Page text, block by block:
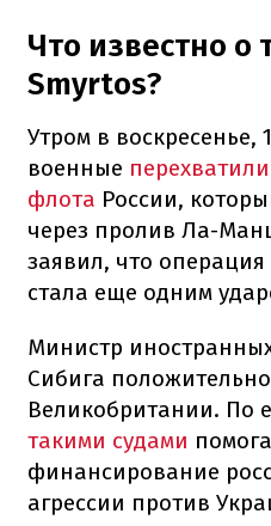
Что известно о
Smyrtos?
Утром в
военные
флота России,
через пролив Ла-
заявил, что
стала еще одним
Министр
Сибига
Великобритании. По
такими судами
финансирование
агрессии против